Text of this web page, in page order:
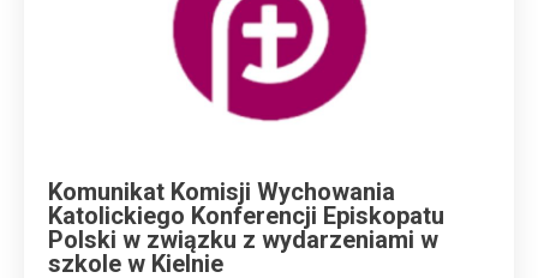
Komunikat Komisji Wychowania
Katolickiego Konferencji Episkopatu
Polski w związku z wydarzeniami w
szkole w Kielnie